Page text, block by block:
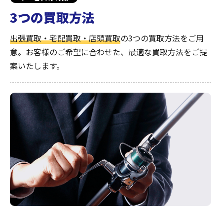
3つの買取方法
出張買取・宅配買取・店頭買取の3つの買取方法をご用
意。お客様のご希望に合わせた、最適な買取方法をご提
案いたします。